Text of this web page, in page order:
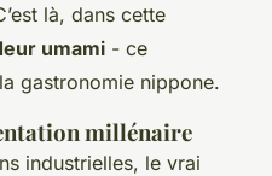
là, dans cette
umami - ce
gastronomie nippone.
millénaire
industrielles, le vrai